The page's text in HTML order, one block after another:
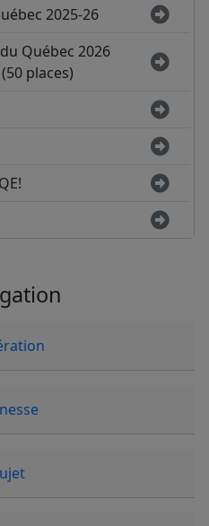
2025-26
Québec 2026
places)